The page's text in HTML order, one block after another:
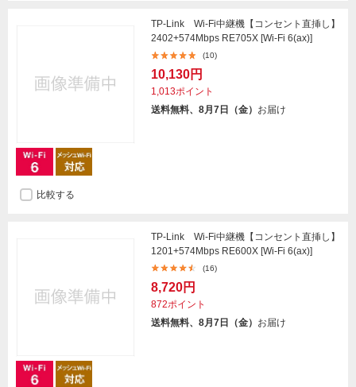
TP-Link Wi-Fi中継機【コンセント直挿し】
2402+574Mbps RE705X [Wi-Fi 6(ax)]
(10)
10,130円
1,013ポイント
送料無料、8月7日（金） お届け
比較する
TP-Link Wi-Fi中継機【コンセント直挿し】
1201+574Mbps RE600X [Wi-Fi 6(ax)]
(16)
8,720円
872ポイント
送料無料、8月7日（金） お届け